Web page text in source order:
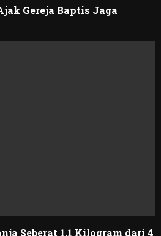
Gereja Baptis Jaga
Seberat 1,1 Kilogram dari 4